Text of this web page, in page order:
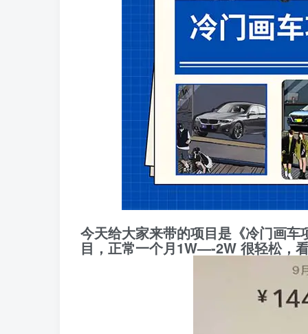
今天给大家来带的项目是《冷门画
目，正常一个月1W—-2W 很轻松，